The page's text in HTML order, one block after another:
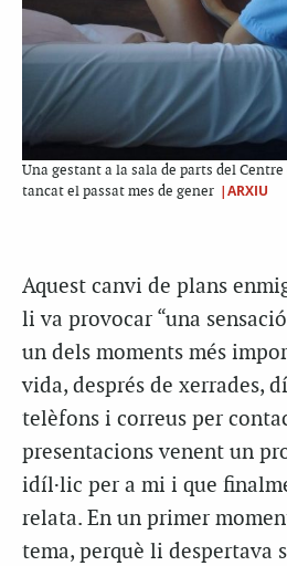
Una gestant a la sala de parts del
tancat el passat mes de gener |ARXIU
Aquest canvi de plans
li va provocar “una
un dels moments més
vida, després de xerrades,
telèfons i correus per
presentacions venent un
idíl·lic per a mi i que
relata. En un primer
tema, perquè li despertava